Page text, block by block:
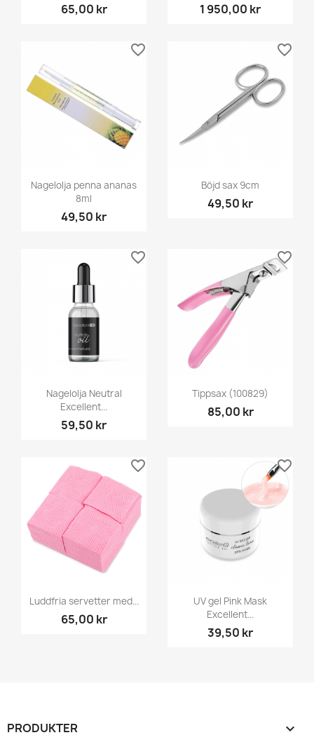
65,00 kr 1 950,00 kr
Nagelolja penna ananas
8ml
49,50 kr
favorite_border
Böjd sax 9cm
49,50 kr
favorite_border
Nagelolja Neutral
Excellent...
59,50 kr
favorite_border
Tippsax (100829)
85,00 kr
favorite_border
Luddfria servetter med...
65,00 kr
favorite_border
UV gel Pink Mask
Excellent...
39,50 kr
favorite_border
PRODUKTER 